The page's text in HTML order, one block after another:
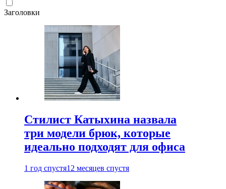
Заголовки
Стилист Катыхина назвала
три модели брюк, которые
идеально подходят для офиса
1 год спустя12 месяцев спустя